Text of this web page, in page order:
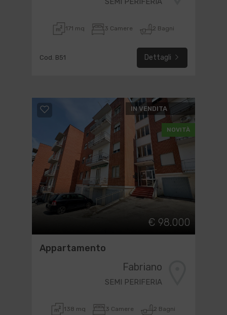
171 mq 3 Camere 2 Bagni
Cod. B51 Dettagli
IN VENDITA
NOVITÀ
€ 98.000
Appartamento
Fabriano
SEMI PERIFERIA
138 mq 3 Camere 2 Bagni